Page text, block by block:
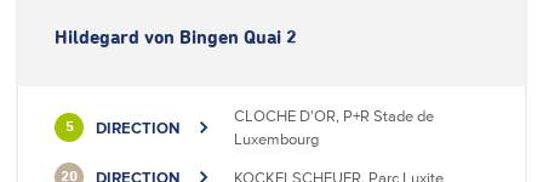
Hildegard von Bingen Quai 2
5 DIRECTION
CLOCHE D'OR, P+R Stade de
Luxembourg
20 DIRECTION KOCKELSCHEUER, Parc Luxite